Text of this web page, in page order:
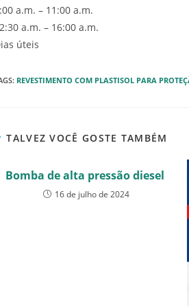
a.m. – 11:00 a.m.
a.m. – 16:00 a.m.
úteis
: REVESTIMENTO COM PLASTISOL PARA
TALVEZ VOCÊ GOSTE TAMBÉM
Bomba de alta pressão diesel
16 de julho de 2024